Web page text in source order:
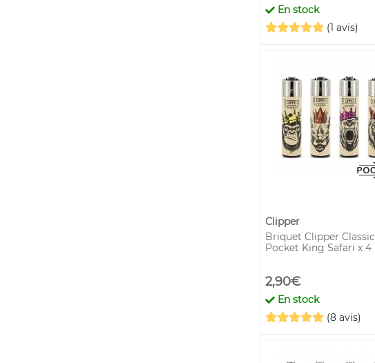
En stock
(1 avis)
Clipper
Briquet Clipper Classic
Pocket King Safari x 4
2,90€
En stock
(8 avis)